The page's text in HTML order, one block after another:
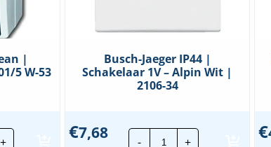
|
5 W-53
+
Busch-Jaeger IP44 |
Schakelaar 1V – Alpin Wit |
2106-34
€7,68 -
Busch-
+ €